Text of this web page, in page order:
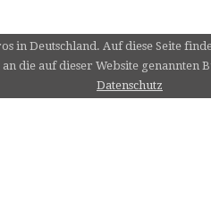
in Deutschland. Auf diese Seite
an die auf dieser Website
Datenschutz